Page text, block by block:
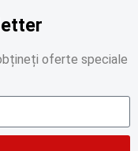
oferte speciale